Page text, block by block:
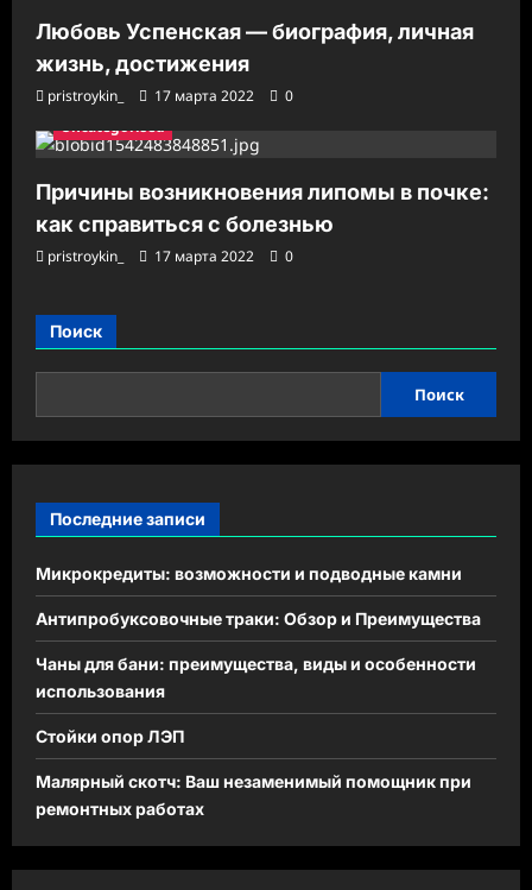
Любовь Успенская — биография, личная
жизнь, достижения
pristroykin_ 17 марта 2022
0
Uncategorised
Причины возникновения липомы в почке:
как справиться с болезнью
pristroykin_ 17 марта 2022 0
Поиск
Поиск
Последние записи
Микрокредиты: возможности и подводные камни
Антипробуксовочные траки: Обзор и Преимущества
Чаны для бани: преимущества, виды и особенности
использования
Стойки опор ЛЭП
Малярный скотч: Ваш незаменимый помощник при
ремонтных работах